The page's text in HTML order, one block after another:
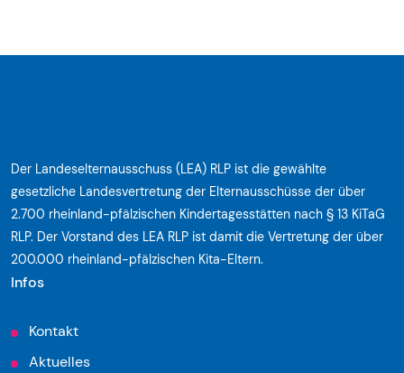
Der Landeselternausschuss (LEA) RLP ist die gewählte
gesetzliche Landesvertretung der Elternausschüsse der über
2.700 rheinland-pfälzischen Kindertagesstätten nach § 13 KiTaG
RLP. Der Vorstand des LEA RLP ist damit die Vertretung der über
200.000 rheinland-pfälzischen Kita-Eltern.
Infos
Kontakt
Aktuelles